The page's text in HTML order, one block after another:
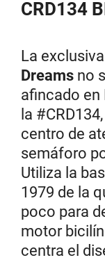
CRD134
La
Dreams no
afincado en
la
centro de
semáforo
Utiliza la
1979 de la
poco para
motor
centra el